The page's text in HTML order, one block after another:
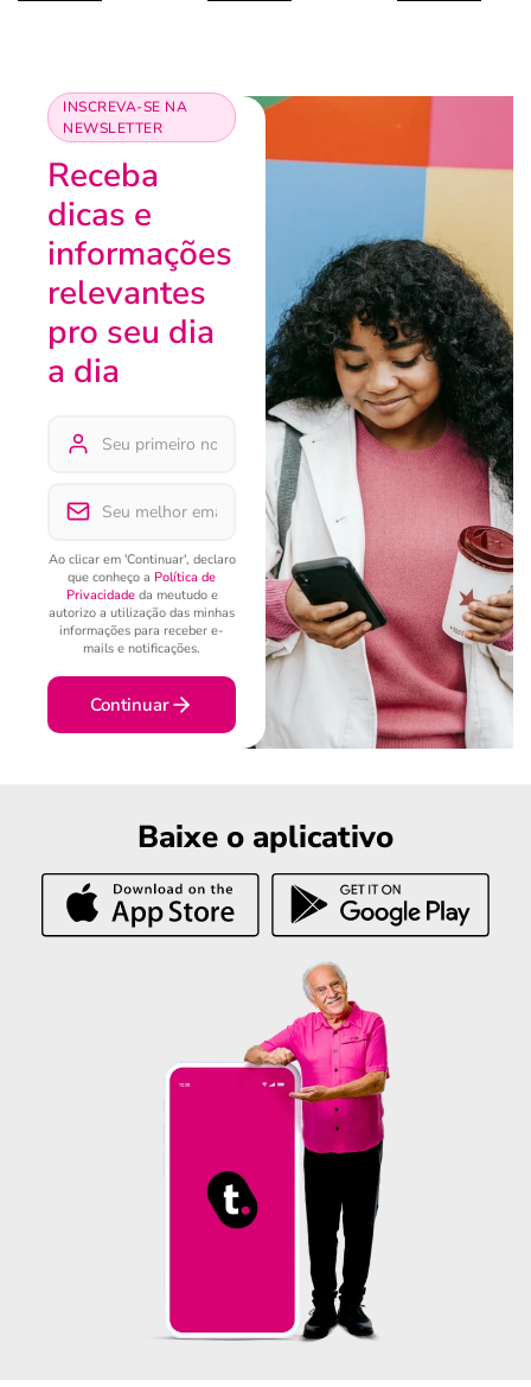
INSCREVA-SE NA
NEWSLETTER
Receba
dicas e
informações
relevantes
pro seu dia
a dia
Ao clicar em 'Continuar', declaro
que conheço a Política de
Privacidadeda meutudo e
autorizo a utilização das minhas
informações para receber e-
mails e notificações.
Continuar
Baixe o aplicativo